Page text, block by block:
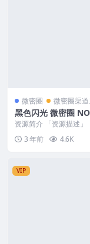
微密圈 微密圈渠
黑色闪光 微密圈
资源简介 「资源描述」
色闪光 微密圈 NO.008
「资...3 年前 4.6K
VIP